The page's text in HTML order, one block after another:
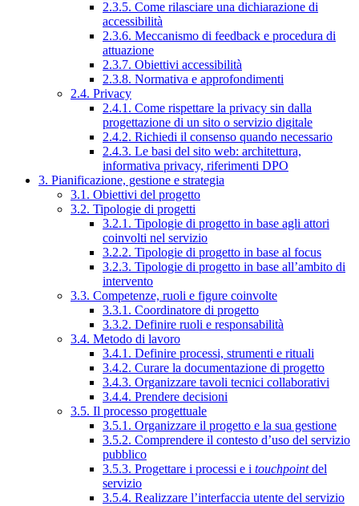
2.3.5. Come rilasciare una dichiarazione di
accessibilità
2.3.6. Meccanismo di feedback e procedura di
attuazione
2.3.7. Obiettivi accessibilità
2.3.8. Normativa e approfondimenti
2.4. Privacy
2.4.1. Come rispettare la privacy sin dalla
progettazione di un sito o servizio digitale
2.4.2. Richiedi il consenso quando necessario
2.4.3. Le basi del sito web: architettura,
informativa privacy, riferimenti DPO
3. Pianificazione, gestione e strategia
3.1. Obiettivi del progetto
3.2. Tipologie di progetti
3.2.1. Tipologie di progetto in base agli attori
coinvolti nel servizio
3.2.2. Tipologie di progetto in base al focus
3.2.3. Tipologie di progetto in base all’ambito di
intervento
3.3. Competenze, ruoli e figure coinvolte
3.3.1. Coordinatore di progetto
3.3.2. Definire ruoli e responsabilità
3.4. Metodo di lavoro
3.4.1. Definire processi, strumenti e rituali
3.4.2. Curare la documentazione di progetto
3.4.3. Organizzare tavoli tecnici collaborativi
3.4.4. Prendere decisioni
3.5. Il processo progettuale
3.5.1. Organizzare il progetto e la sua gestione
3.5.2. Comprendere il contesto d’uso del servizio
pubblico
3.5.3. Progettare i processi e i touchpointdel
servizio
3.5.4. Realizzare l’interfaccia utente del servizio